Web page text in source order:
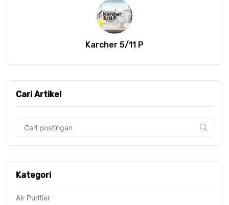
Karcher 5/11 P
Cari Artikel
Kategori
Air Purifier